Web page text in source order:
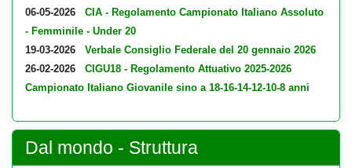
06-05-2026
CIA - Regolamento Campionato Italiano Assoluto
- Femminile - Under 20
19-03-2026
Verbale Consiglio Federale del 20 gennaio 2026
26-02-2026
CIGU18 - Regolamento Attuativo 2025-2026
Campionato Italiano Giovanile sino a 18-16-14-12-10-8 anni
Dal mondo - Struttura